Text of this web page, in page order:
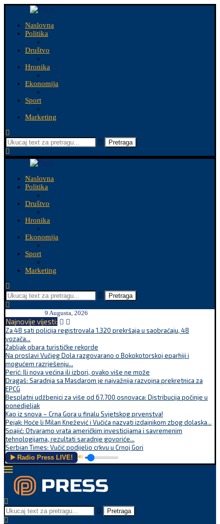
Naslovna
Politika
Društvo
Hronika
Ekonomija
Sport
Marketing
Pretraga
Naslovna
Politika
Društvo
Hronika
Ekonomija
Sport
Marketing
Pretraga
9 Augusta, 2026
Najnovije vijesti:
Za 48 sati policija registrovala 1.320 prekršaja u saobraćaju, 48
vozača...
Žabljak obara turističke rekorde
Na proslavi Vučjeg Dola razgovarano o Bokokotorskoj eparhiji i
mogućem razrješenju...
Perić: Ili nova većina ili izbori, ovako više ne može
Dragaš: Saradnja sa Masdarom je najvažnija razvojna prekretnica za
EPCG
Besplatni udžbenici za više od 67.700 osnovaca: Distribucija počinje u
ponedjeljak
Kao iz snova – Crna Gora u finalu Svjetskog prvenstva!
Pejak: Hoće li Milan Knežević i Vučića nazvati izdajnikom zbog dolaska...
Spajić: Otvaramo vrata američkim investicijama i savremenim
tehnologijama, rezultati saradnje govoriće...
Serbian Times: Vučić podijelio crkvu u Crnoj Gori
▶️ Radio Press LIVE! 🔊
Pretraga